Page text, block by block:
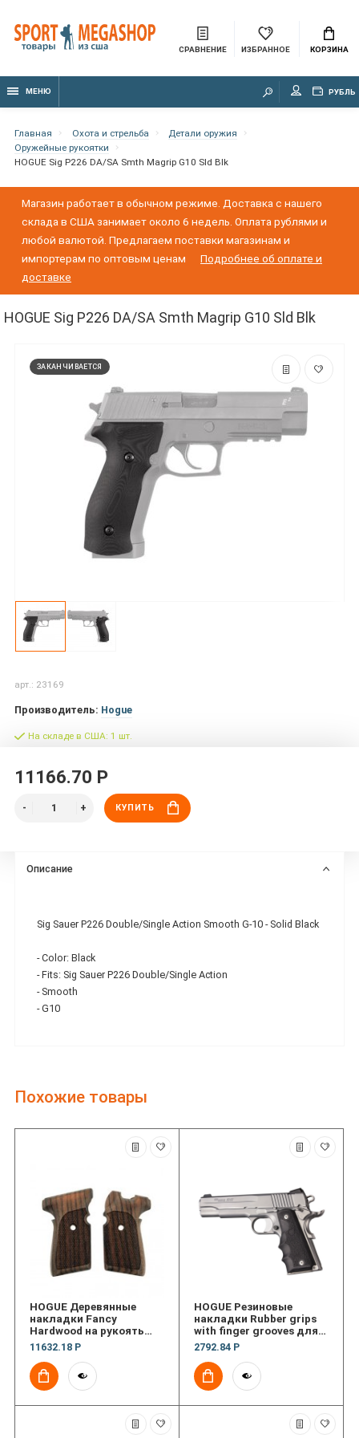
СРАВНЕНИЕ ИЗБРАННОЕ КОРЗИНА
МЕНЮ РУБЛЬ
Главная Охота и стрельба
Детали оружия
Оружейные рукоятки
HOGUE Sig P226 DA/SA Smth Magrip G10 Sld Blk
Магазин работает в обычном режиме. Доставка с нашего
склада в США занимает около 6 недель. Оплата рублями и
любой валютой. Предлагаем поставки магазинам и
импортерам по оптовым ценам
Подробнее об оплате и
доставке
HOGUE Sig P226 DA/SA Smth Magrip G10 Sld Blk
ЗАКАНЧИВАЕТСЯ
арт.: 23169
Производитель: Hogue
На складе в США: 1 шт.
11166.70 Р
КУПИТЬ
Описание
Sig Sauer P226 Double/Single Action Smooth G-10 - Solid Black
- Color: Black
- Fits: Sig Sauer P226 Double/Single Action
- Smooth
- G10
Похожие товары
HOGUE Деревянные
накладки Fancy
Hardwood на рукоять
пистолета Sig Sauer
P239 текстура
11632.18 Р
HOGUE Резиновые
накладки Rubber grips
with finger grooves для
пистолета 1911
Government model
2792.84 Р